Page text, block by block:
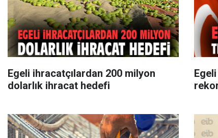
Egeli ihracatçılardan 200 milyon
dolarlık ihracat hedefi